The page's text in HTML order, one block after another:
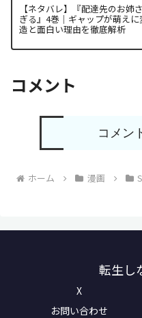
【ネタバレ】『配達先のお姉
ぎる』4巻｜ギャップが萌え
造と面白い理由を徹底解析
コメント
コメン
ホーム 漫画
転生し
X
お問い合わせ